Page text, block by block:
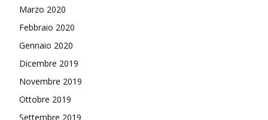
Marzo 2020
Febbraio 2020
Gennaio 2020
Dicembre 2019
Novembre 2019
Ottobre 2019
Settembre 2019